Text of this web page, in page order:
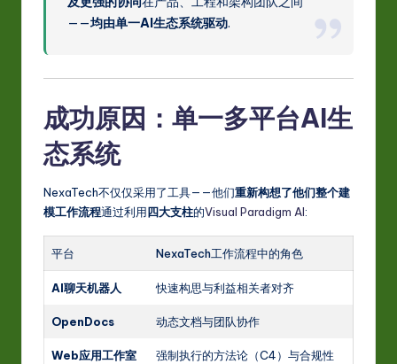
——均由单一AI生态系统驱动.
成功原因：单一多平台AI生
态系统
NexaTech不仅仅采用了工具——他们重新构想了他们整个建
模工作流程通过利用四大支柱的Visual Paradigm AI:
平台 NexaTech工作流程中的角色
AI聊天机器人 快速构思与利益相关者对齐
OpenDocs 动态文档与团队协作
Web应用工作室 强制执行的方法论（C4）与合规性